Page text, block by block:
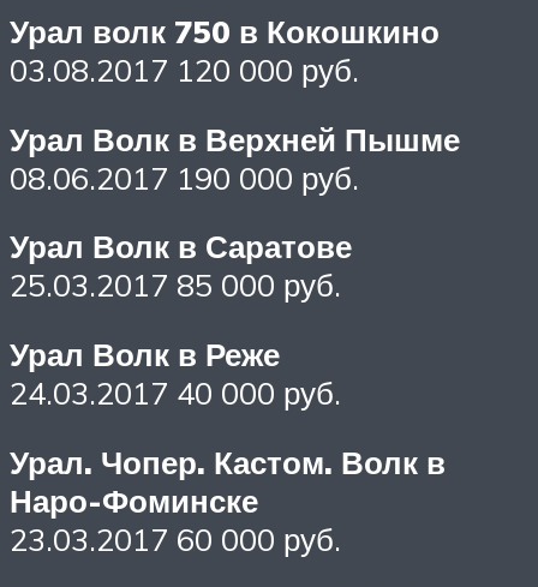
Урал волк 750 в Кокошкино
03.08.2017 120 000 руб.
Урал Волк в Верхней Пышме
08.06.2017 190 000 руб.
Урал Волк в Саратове
25.03.2017 85 000 руб.
Урал Волк в Реже
24.03.2017 40 000 руб.
Урал. Чопер. Кастом. Волк в
Наро-Фоминске
23.03.2017 60 000 руб.